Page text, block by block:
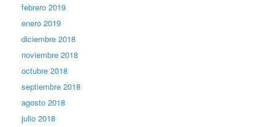
febrero 2019
enero 2019
diciembre 2018
noviembre 2018
octubre 2018
septiembre 2018
agosto 2018
julio 2018